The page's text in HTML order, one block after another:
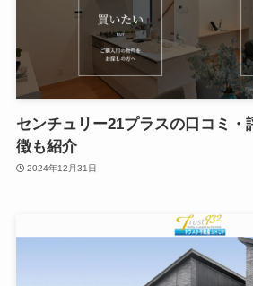
センチュリー21プラスの口コミ・
徴も紹介
2024年12月31日